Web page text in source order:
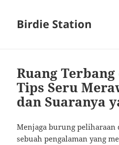
Birdie Station
Ruang
Tips Seru
dan Suaranya
Menjaga burung
sebuah pengalaman yang